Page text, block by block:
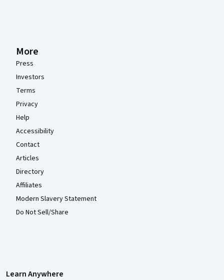
More
Press
Investors
Terms
Privacy
Help
Accessibility
Contact
Articles
Directory
Affiliates
Modern Slavery Statement
Do Not Sell/Share
Learn Anywhere